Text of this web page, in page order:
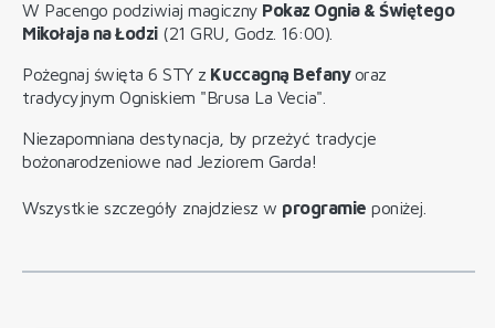
W Pacengo podziwiaj magiczny Pokaz Ognia & Świętego
Mikołaja na Łodzi(21 GRU, Godz. 16:00).
Pożegnaj święta 6 STY z Kuccagną Befanyoraz
tradycyjnym Ogniskiem "Brusa La Vecia".
Niezapomniana destynacja, by przeżyć tradycje
bożonarodzeniowe nad Jeziorem Garda!
Wszystkie szczegóły znajdziesz w programie poniżej.